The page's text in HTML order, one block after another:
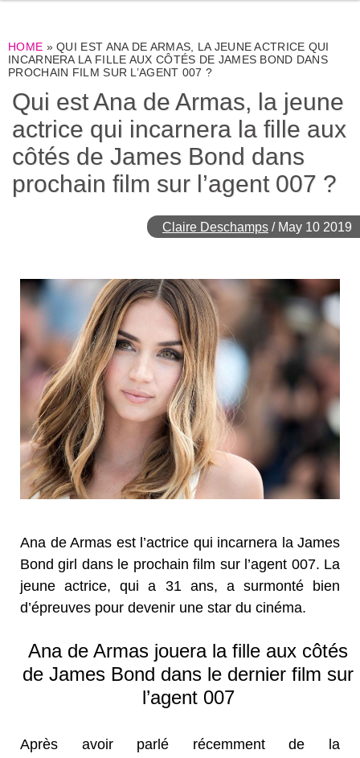
HOME »QUI EST ANA DE ARMAS, LA JEUNE ACTRICE QUI
INCARNERA LA FILLE AUX CÔTÉS DE JAMES BOND DANS
PROCHAIN FILM SUR L’AGENT 007 ?
Qui est Ana de Armas, la jeune
actrice qui incarnera la fille aux
côtés de James Bond dans
prochain film sur l’agent 007 ?
Claire Deschamps / May 10 2019
Ana de Armas est l’actrice qui incarnera la James
Bond girl dans le prochain film sur l’agent 007. La
jeune actrice, qui a 31 ans, a surmonté bien
d’épreuves pour devenir une star du cinéma.
Ana de Armas jouera la fille aux côtés
de James Bond dans le dernier film sur
l’agent 007
Après avoir parlé récemment de la